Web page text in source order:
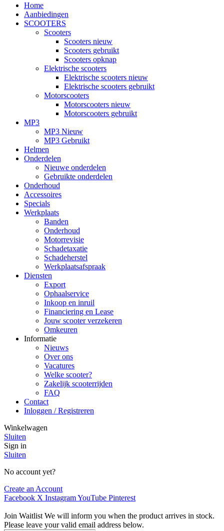
Home
Aanbiedingen
SCOOTERS
Scooters
Scooters nieuw
Scooters gebruikt
Scooters opknap
Elektrische scooters
Elektrische scooters nieuw
Elektrische scooters gebruikt
Motorscooters
Motorscooters nieuw
Motorscooters gebruikt
MP3
MP3 Nieuw
MP3 Gebruikt
Helmen
Onderdelen
Nieuwe onderdelen
Gebruikte onderdelen
Onderhoud
Accessoires
Specials
Werkplaats
Banden
Onderhoud
Motorrevisie
Schadetaxatie
Schadeherstel
Werkplaatsafspraak
Diensten
Export
Ophaalservice
Inkoop en inruil
Financiering en Lease
Jouw scooter verzekeren
Omkeuren
Informatie
Nieuws
Over ons
Vacatures
Welke scooter?
Zakelijk scooterrijden
FAQ
Contact
Inloggen / Registreren
Winkelwagen
Sluiten
Sign in
Sluiten
No account yet?
Create an Account
Facebook X InstagramYouTube Pinterest
Join Waitlist We will inform you when the product arrives in stock.
Please leave your valid email address below.